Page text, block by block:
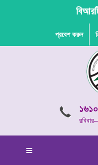
প্রবেশ করুন